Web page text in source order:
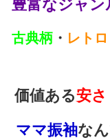
豊富なジャン
古典柄 ・ レトロ
価値ある安さ
ママ振袖な